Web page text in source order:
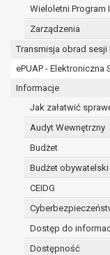
Wieloletni Program
Zarządzenia
Transmisja obrad sesji
ePUAP - Elektroniczna
Informacje
Jak załatwić
Audyt Wewnętrzny
Budżet
Budżet obywatelski
CEIDG
Dostęp do
Dostępność
umowy, a
tej zgody.
Ponadto w
pozyskania
danego
kontrolnych.
W związku
w